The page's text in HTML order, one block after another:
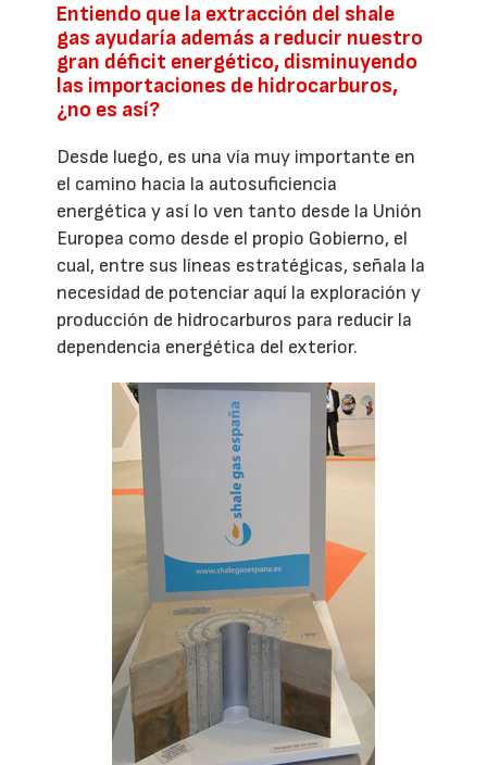
Entiendo que la extracción del shale
gas ayudaría además a reducir nuestro
gran déficit energético, disminuyendo
las importaciones de hidrocarburos,
¿no es así?
Desde luego, es una vía muy importante en
el camino hacia la autosuficiencia
energética y así lo ven tanto desde la Unión
Europea como desde el propio Gobierno, el
cual, entre sus líneas estratégicas, señala la
necesidad de potenciar aquí la exploración y
producción de hidrocarburos para reducir la
dependencia energética del exterior.